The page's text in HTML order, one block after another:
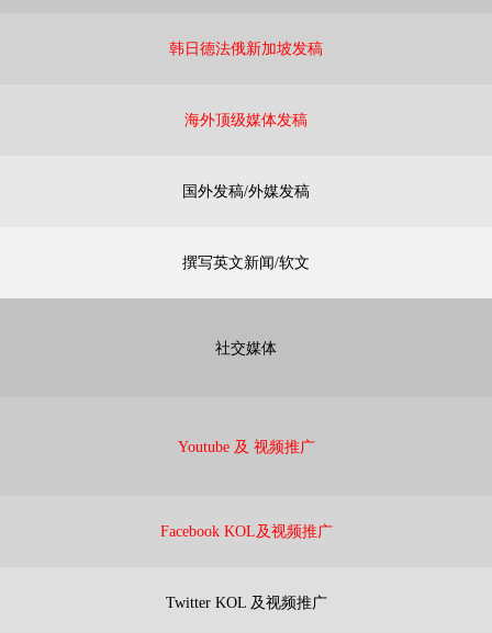
韩日德法俄新加坡发稿
海外顶级媒体发稿
国外发稿/外媒发稿
撰写英文新闻/软文
社交媒体
Youtube 及 视频推广
Facebook KOL及视频推广
Twitter KOL 及视频推广